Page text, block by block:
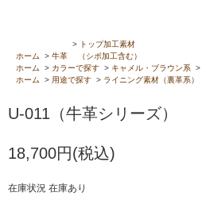
ホーム > 牛革
>
トップ加工素材
（シボ加工含む）
ホーム
> カラーで探す > キャメル・ブラウン系 >
ホーム
> 用途で探す > ライニング素材（裏革系）
U-011（牛革シリーズ）
18,700円(税込)
在庫状況 在庫あり